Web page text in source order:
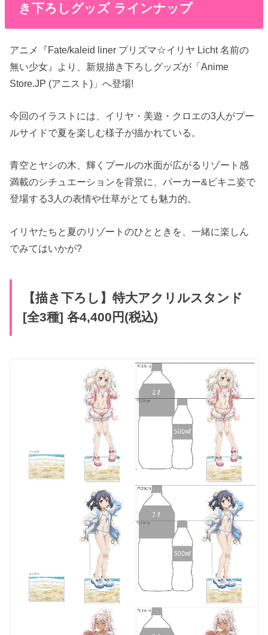
き下ろしグッズ ラインナップ
アニメ『Fate/kaleid liner プリズマ☆イリヤ Licht 名前の
無い少女』より、新規描き下ろしグッズが「Anime
Store.JP (アニスト)」へ登場!
今回のイラストには、イリヤ・美遊・クロエの3人がプー
ルサイドで夏を楽しむ様子が描かれている。
青空とヤシの木、輝くプールの水面が広がるリゾート感
満載のシチュエーションを背景に、パーカー&ビキニ姿で
登場する3人の表情や仕草がとても魅力的。
イリヤたちと夏のリゾートのひとときを、一緒に楽しん
でみてはいかが?
【描き下ろし】特大アクリルスタンド
[全3種] 各4,400円(税込)